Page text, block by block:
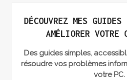
DÉCOUVREZ MES GUIDES
AMÉLIORER VOTRE
Des guides simples,
résoudre vos problèmes
votre PC.